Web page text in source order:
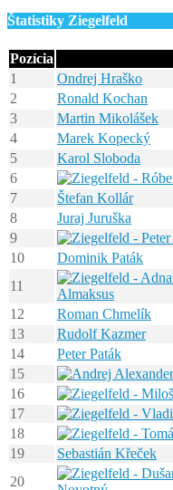
Štatistiky Ziegelfeld
Pozícia
1
Ondrej Hraško
2
Ronald Kochan
3
Martin Mikolášek
4
Marek Kopecký
5
Karol Sloboda
6
7
Štefan Kollár
8
Juraj Juruška
9
10
Dominik Paták
11
Almaksus
12
Roman Chmelík
13
Rudolf Kazmer
14
Peter Paták
15
16
17
18
19
Sebastián Křeček
20